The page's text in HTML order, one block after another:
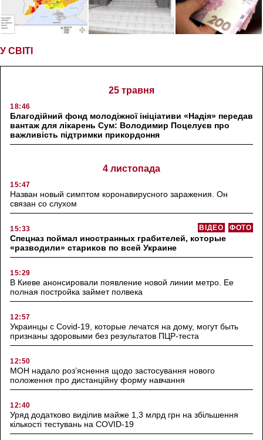
У СВІТІ
25 травня
18:46
Благодійний фонд молодіжної ініціативи «Надія» передав
вантаж для лікарень Сум: Володимир Поцелуєв про
важливість підтримки прикордоння
4 листопада
15:47
Назван новый симптом коронавирусного заражения. Он
связан со слухом
15:33 ФОТО
ВІДЕО
Спецназ поймал иностранных грабителей, которые
«разводили» стариков по всей Украине
15:29
В Киеве анонсировали появление новой линии метро. Ее
полная постройка займет полвека
12:57
Украинцы с Covid-19, которые лечатся на дому, могут быть
признаны здоровыми без результатов ПЦР-теста
12:50
МОН надало роз’яснення щодо застосування нового
положення про дистанційну форму навчання
12:40
Уряд додатково виділив майже 1,3 млрд грн на збільшення
кількості тестувань на COVID-19